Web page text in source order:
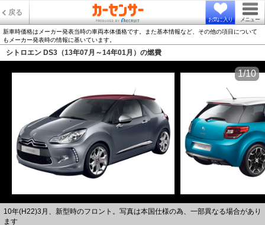
戻る
お気に入り メニュー
新車時価格はメーカー発表当時の車両本体価格です。また基本情報など、その他の項目について
もメーカー発表時の情報に基いています。
シトロエン DS3（13年07月～14年01月）の燃費
10年(H22)3月、新型時のフロント。写真は本国仕様の為、一部異なる場合があり
ます
1/10